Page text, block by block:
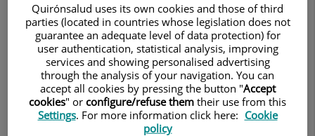
Som un equip multidisciplinar
constituït per metges de 21
especialitats diferents, implicats en
l’atenció d’aquests pacients que
desenvolupem la nostra activitat
assistencial, docent i de recerca.
Quirónsalud uses its own cookies and those of third
parties (located in countries whose legislation does not
guarantee an adequate level of data protection) for
user authentication, statistical analysis, improving
services and showing personalised advertising
through the analysis of your navigation. You can
accept all cookies by pressing the button "Accept
cookies" or configure/refuse them their use from this
Settings. For more information click here: Cookie
policy